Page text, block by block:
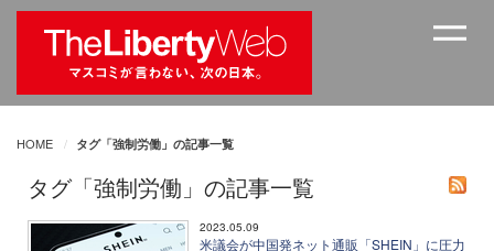
HOME タグ「強制労働」の記事一覧
タグ「強制労働」の記事一覧
2023.05.09
米議会が中国発ネット通販「SHEIN」に圧力